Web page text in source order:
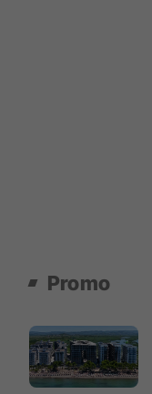
Promo